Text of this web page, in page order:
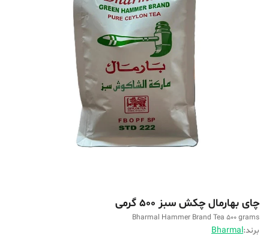
چای بهارمال چکش سبز ۵۰۰ گرمی
Bharmal Hammer Brand Tea 500 grams
برند:Bharmal